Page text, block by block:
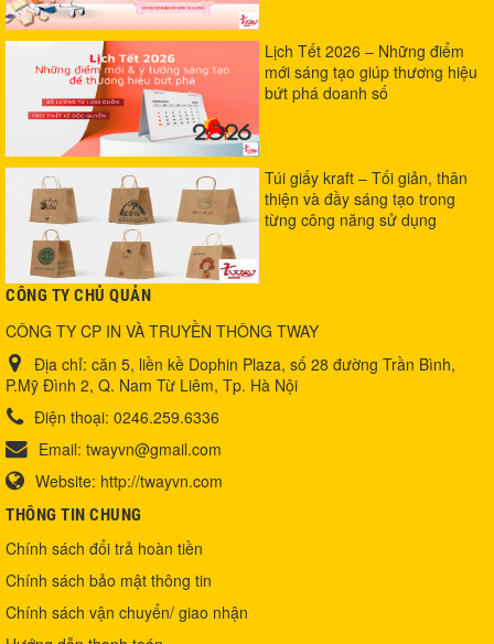
Lịch Tết 2026 – Những điểm
mới sáng tạo giúp thương hiệu
bứt phá doanh số
Túi giấy kraft – Tối giản, thân
thiện và đầy sáng tạo trong
từng công năng sử dụng
CÔNG TY CHỦ QUẢN
CÔNG TY CP IN VÀ TRUYỀN THÔNG TWAY
Địa chỉ: căn 5, liền kề Dophin Plaza, số 28 đường Trần Bình,
P.Mỹ Đình 2, Q. Nam Từ Liêm, Tp. Hà Nội
Điện thoại: 0246.259.6336
Email: twayvn@gmail.com
Website: http://twayvn.com
THÔNG TIN CHUNG
Chính sách đổi trả hoàn tiền
Chính sách bảo mật thông tin
Chính sách vận chuyển/ giao nhận